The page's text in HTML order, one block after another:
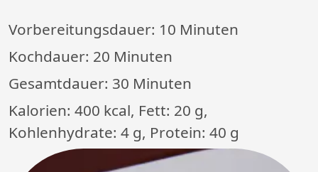
Vorbereitungsdauer: 10 Minuten
Kochdauer: 20 Minuten
Gesamtdauer: 30 Minuten
Kalorien: 400 kcal, Fett: 20 g,
Kohlenhydrate: 4 g, Protein: 40 g